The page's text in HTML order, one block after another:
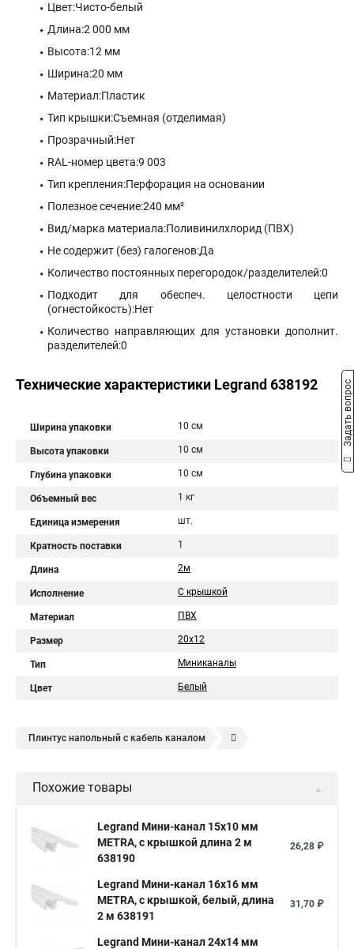
Цвет:Чисто-белый
Длина:2 000 мм
Высота:12 мм
Ширина:20 мм
Материал:Пластик
Тип крышки:Съемная (отделимая)
Прозрачный:Нет
RAL-номер цвета:9 003
Тип крепления:Перфорация на основании
Полезное сечение:240 мм²
Вид/марка материала:Поливинилхлорид (ПВХ)
Не содержит (без) галогенов:Да
Количество постоянных перегородок/разделителей:0
Подходит для обеспеч. целостности цепи
(огнестойкость):Нет
Количество направляющих для установки дополнит.
разделителей:0
Технические характеристики Legrand 638192
Ширина упаковки 10 см
Высота упаковки 10 см
Глубина упаковки 10 см
Объемный вес 1 кг
Единица измерения шт.
Кратность поставки 1
Длина 2м
Исполнение С крышкой
Материал ПВХ
Размер 20х12
Тип Миниканалы
Цвет Белый
Плинтус напольный с кабель каналом
Кабель канал legrand dlp
Похожие товары
Legrand Мини-канал 15x10 мм
METRA, с крышкой длина 2 м
638190
26,28 ₽
Legrand Мини-канал 16x16 мм
METRA, с крышкой, белый, длина
2 м 638191
31,70 ₽
Legrand Мини-канал 24x14 мм
Задать вопрос